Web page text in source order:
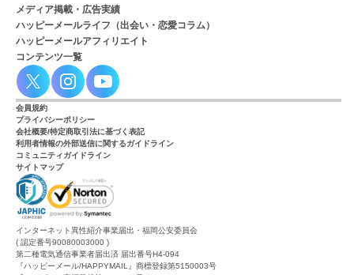
メディア掲載・広告実績
ハッピーメールライフ（出会い・恋愛コラム）
ハッピーメールアフィリエイト
コンテンツ一覧
会員規約
プライバシーポリシー
会社概要/特定商取引法に基づく表記
利用者情報の外部送信に関するガイドライン
コミュニティガイドライン
サイトマップ
インターネット異性紹介事業届出・福岡公安委員会
( 認定番号90080003000 )
第二種電気通信事業者届出済 届出番号H4-094
『ハッピーメール/HAPPYMAIL』商標登録第5150003号